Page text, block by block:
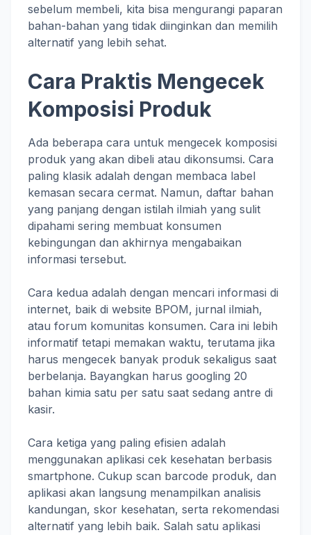
sebelum membeli, kita bisa mengurangi paparan
bahan-bahan yang tidak diinginkan dan memilih
alternatif yang lebih sehat.
Cara Praktis Mengecek
Komposisi Produk
Ada beberapa cara untuk mengecek komposisi
produk yang akan dibeli atau dikonsumsi. Cara
paling klasik adalah dengan membaca label
kemasan secara cermat. Namun, daftar bahan
yang panjang dengan istilah ilmiah yang sulit
dipahami sering membuat konsumen
kebingungan dan akhirnya mengabaikan
informasi tersebut.
Cara kedua adalah dengan mencari informasi di
internet, baik di website BPOM, jurnal ilmiah,
atau forum komunitas konsumen. Cara ini lebih
informatif tetapi memakan waktu, terutama jika
harus mengecek banyak produk sekaligus saat
berbelanja. Bayangkan harus googling 20
bahan kimia satu per satu saat sedang antre di
kasir.
Cara ketiga yang paling efisien adalah
menggunakan aplikasi cek kesehatan berbasis
smartphone. Cukup scan barcode produk, dan
aplikasi akan langsung menampilkan analisis
kandungan, skor kesehatan, serta rekomendasi
alternatif yang lebih baik. Salah satu aplikasi